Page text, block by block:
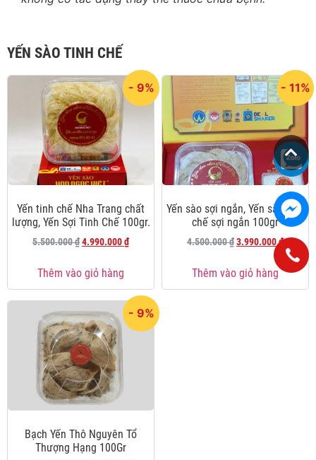
YẾN SÀO TINH CHẾ
- 9%
Yến tinh chế Nha Trang chất
lượng, Yến Sợi Tinh Chế 100gr.
5.500.000₫4.990.000₫
Thêm vào giỏ hàng
- 11%
Yến sào sợi ngắn, Yến sào tinh
chế sợi ngắn 100gr
4.500.000₫3.990.000₫
Thêm vào giỏ hàng
- 9%
Bạch Yến Thô Nguyên Tổ
Thượng Hạng 100Gr